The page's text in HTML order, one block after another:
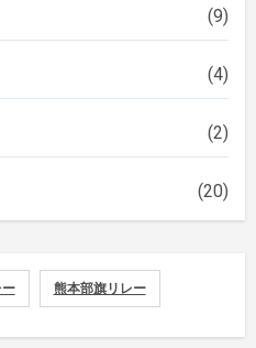
(9)
(4)
(2)
(20)
熊本部旗リレー